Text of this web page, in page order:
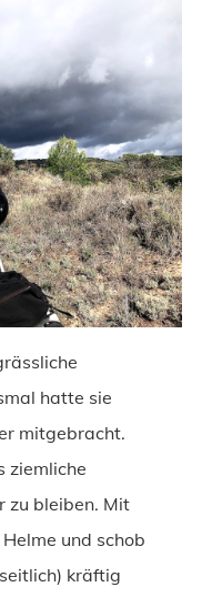
hatte sie
mitgebracht.
ziemliche
zu bleiben. Mit
und schob
kräftig